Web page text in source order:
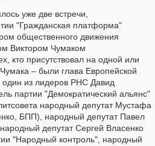
уже две встречи,
"Гражданская платформа"
общественного движения
Виктором Чумаком
кто присутствовал на одной или
– были глава Европейской
один из лидеров РНС Давид
партии "Демократический альянс"
народный депутат Мустафа
БПП), народный депутат Павел
депутат Сергей Власенко
"Народный контроль", народный